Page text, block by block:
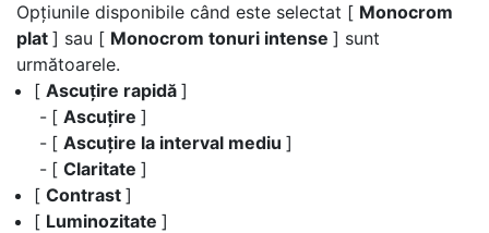
Opțiunile disponibile când este selectat [ Monocrom
plat ] sau [ Monocrom tonuri intense ] sunt
următoarele.
[ Ascuțire rapidă ]
[ Ascuțire ]
[ Ascuțire la interval mediu ]
[ Claritate ]
[ Contrast ]
[ Luminozitate ]